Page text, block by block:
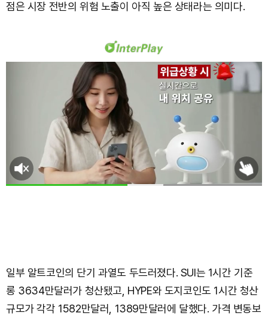
점은 시장 전반의 위험 노출이 아직 높은 상태라는 의미다.
일부 알트코인의 단기 과열도 두드러졌다. SUI는 1시간 기준
롱 3634만달러가 청산됐고, HYPE와 도지코인도 1시간 청산
규모가 각각 1582만달러, 1389만달러에 달했다. 가격 변동보